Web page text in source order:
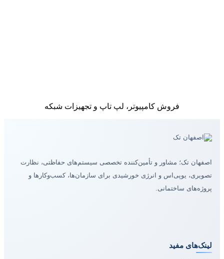
فروش کامپیوتر، لپ تاپ و تجهیزات شبکه
اصفهان تک؛ مشاور و تأمین‌کننده تخصصی سیستم‌های حفاظتی، نظارت
تصویری، یوپی‌اس و انرژی خورشیدی برای سازمان‌ها، کسب‌وکارها و
پروژه‌های ساختمانی.
لینک‌های مفید